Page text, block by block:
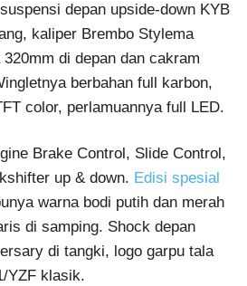
depan upside-down KYB
kaliper Brembo Stylema
di depan dan cakram
berbahan full karbon,
color, perlamuannya full LED.
Brake Control, Slide Control,
up & down. Edisi spesial
warna bodi putih dan merah
di samping. Shock depan
di tangki, logo garpu tala
YZF klasik.